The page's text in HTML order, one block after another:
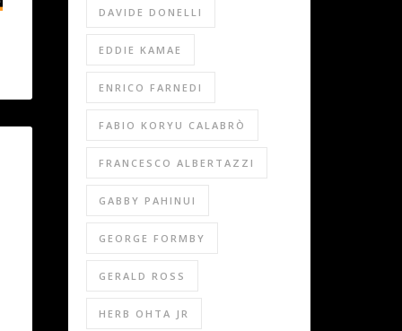
DAVIDE DONELLI
EDDIE KAMAE
ENRICO FARNEDI
FABIO KORYU CALABRÒ
FRANCESCO ALBERTAZZI
GABBY PAHINUI
GEORGE FORMBY
GERALD ROSS
HERB OHTA JR